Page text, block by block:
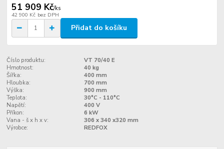
51 909 Kč/ks
42 900 Kč bez DPH
Přidat do košíku
Číslo produktu:
VT 70/40 E
Hmotnost:
40 kg
Šířka:
400 mm
Hloubka:
700 mm
Výška:
900 mm
Teplota:
30°C - 110°C
Napětí:
400 V
Příkon:
6 kW
Vana - š x h x v:
306 x 340 x320 mm
Výrobce:
REDFOX